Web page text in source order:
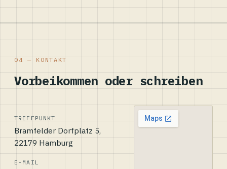
04 — KONTAKT
Vorbeikommen oder schreiben
TREFFPUNKT
Bramfelder Dorfplatz 5,
22179 Hamburg
E-MAIL